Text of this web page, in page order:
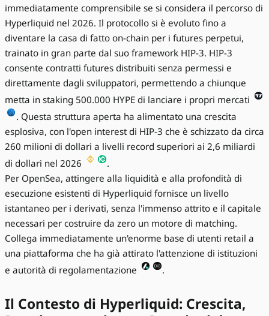
immediatamente comprensibile se si considera il percorso di
Hyperliquid nel 2026. Il protocollo si è evoluto fino a
diventare la casa di fatto on-chain per i futures perpetui,
trainato in gran parte dal suo framework HIP-3. HIP-3
consente contratti futures distribuiti senza permessi e
direttamente dagli sviluppatori, permettendo a chiunque
metta in staking 500.000 HYPE di lanciare i propri mercati
. Questa struttura aperta ha alimentato una crescita
esplosiva, con l'open interest di HIP-3 che è schizzato da circa
260 milioni di dollari a livelli record superiori ai 2,6 miliardi
di dollari nel 2026
.
Per OpenSea, attingere alla liquidità e alla profondità di
esecuzione esistenti di Hyperliquid fornisce un livello
istantaneo per i derivati, senza l'immenso attrito e il capitale
necessari per costruire da zero un motore di matching.
Collega immediatamente un'enorme base di utenti retail a
una piattaforma che ha già attirato l'attenzione di istituzioni
e autorità di regolamentazione
.
Il Contesto di Hyperliquid: Crescita,